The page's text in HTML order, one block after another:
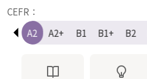
CEFR：
A1+
A2 A2+ B1 B1+ B2